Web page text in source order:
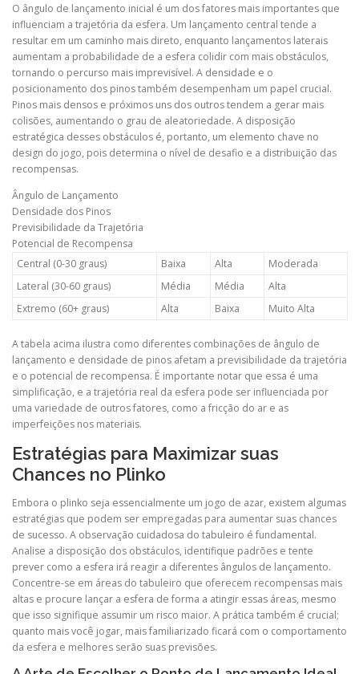
O ângulo de lançamento inicial é um dos fatores mais importantes que
influenciam a trajetória da esfera. Um lançamento central tende a
resultar em um caminho mais direto, enquanto lançamentos laterais
aumentam a probabilidade de a esfera colidir com mais obstáculos,
tornando o percurso mais imprevisível. A densidade e o
posicionamento dos pinos também desempenham um papel crucial.
Pinos mais densos e próximos uns dos outros tendem a gerar mais
colisões, aumentando o grau de aleatoriedade. A disposição
estratégica desses obstáculos é, portanto, um elemento chave no
design do jogo, pois determina o nível de desafio e a distribuição das
recompensas.
Ângulo de Lançamento
Densidade dos Pinos
Previsibilidade da Trajetória
Potencial de Recompensa
Central (0-30 graus)
Baixa Alta
Moderada
Lateral (30-60 graus)
Média Média
Alta
Extremo (60+ graus)
Alta Baixa Muito Alta
A tabela acima ilustra como diferentes combinações de ângulo de
lançamento e densidade de pinos afetam a previsibilidade da trajetória
e o potencial de recompensa. É importante notar que essa é uma
simplificação, e a trajetória real da esfera pode ser influenciada por
uma variedade de outros fatores, como a fricção do ar e as
imperfeições nos materiais.
Estratégias para Maximizar suas
Chances no Plinko
Embora o plinko seja essencialmente um jogo de azar, existem algumas
estratégias que podem ser empregadas para aumentar suas chances
de sucesso. A observação cuidadosa do tabuleiro é fundamental.
Analise a disposição dos obstáculos, identifique padrões e tente
prever como a esfera irá reagir a diferentes ângulos de lançamento.
Concentre-se em áreas do tabuleiro que oferecem recompensas mais
altas e procure lançar a esfera de forma a atingir essas áreas, mesmo
que isso signifique assumir um risco maior. A prática também é crucial;
quanto mais você jogar, mais familiarizado ficará com o comportamento
da esfera e melhores serão suas previsões.